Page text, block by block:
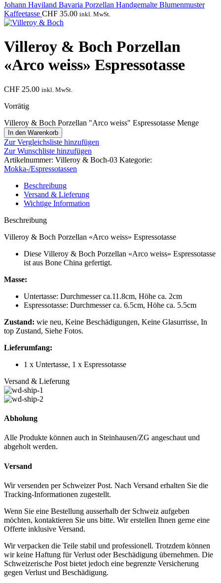
Johann Haviland Bavaria Porzellan Handgemalte Blumenmuster
Kaffeetasse CHF 35.00 inkl. MwSt.
Villeroy & Boch Porzellan
«Arco weiss» Espressotasse
CHF 25.00 inkl. MwSt.
Vorrätig
Villeroy & Boch Porzellan "Arco weiss" Espressotasse Menge
In den Warenkorb
Zur Vergleichsliste hinzufügen
Zur Wunschliste hinzufügen
Artikelnummer: Villeroy & Boch-03 Kategorie:
Mokka-/Espressotassen
Beschreibung
Versand & Lieferung
Wichtige Information
Beschreibung
Villeroy & Boch Porzellan «Arco weiss» Espressotasse
Diese Villeroy & Boch Porzellan «Arco weiss» Espressotasse
ist aus Bone China gefertigt.
Masse:
Untertasse: Durchmesser ca.11.8cm, Höhe ca. 2cm
Espressotasse: Durchmesser ca. 6.5cm, Höhe ca. 5.5cm
Zustand: wie neu, Keine Beschädigungen, Keine Glasurrisse, In
top Zustand, Siehe Fotos.
Lieferumfang:
1 x Untertasse, 1 x Espressotasse
Versand & Lieferung
Abholung
Alle Produkte können auch in Steinhausen/ZG angeschaut und
abgeholt werden.
Versand
Wir versenden per Schweizer Post. Nach Versand erhalten Sie die
Tracking-Informationen zugestellt.
Wenn Sie eine Bestellung ausserhalb der Schweiz aufgeben
möchten, kontaktieren Sie uns bitte. Wir erstellen Ihnen gerne eine
Offerte inklusive Versand.
Wir verpacken die Teile stabil und professionell. Trotzdem können
wir keine Haftung für Verlust oder Beschädigung übernehmen. Die
Schweizerische Post bietet jedoch eine begrenzte Versicherung
gegen Verlust und Beschädigung.